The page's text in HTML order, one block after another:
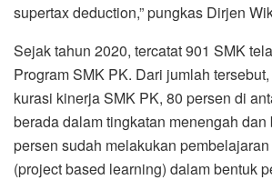
supertax deduction,” pungkas Dirjen
Sejak tahun 2020, tercatat 901 SMK
Program SMK PK. Dari jumlah
kurasi kinerja SMK PK, 80 persen di
berada dalam tingkatan menengah dan
persen sudah melakukan
(project based learning) dalam bentuk